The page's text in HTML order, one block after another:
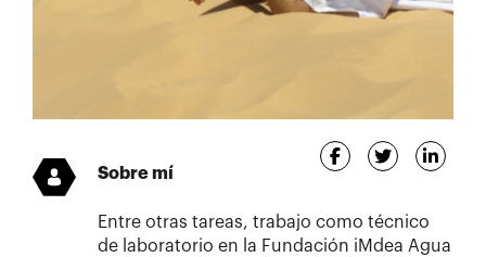
Sobre mí
Entre otras tareas, trabajo como técnico
de laboratorio en la Fundación iMdea Agua